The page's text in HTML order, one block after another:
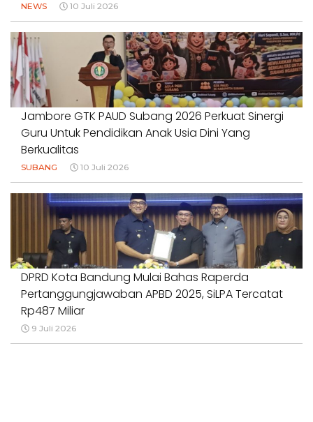
NEWS 10 Juli 2026
Jambore GTK PAUD Subang 2026 Perkuat Sinergi
Guru Untuk Pendidikan Anak Usia Dini Yang
Berkualitas
SUBANG 10 Juli 2026
DPRD Kota Bandung Mulai Bahas Raperda
Pertanggungjawaban APBD 2025, SiLPA Tercatat
Rp487 Miliar
9 Juli 2026